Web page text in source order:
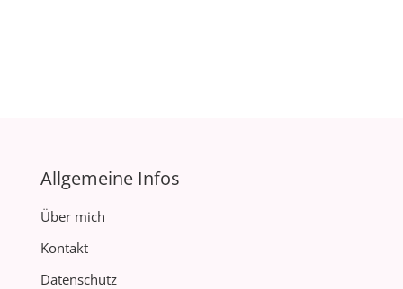
Allgemeine Infos
Über mich
Kontakt
Datenschutz